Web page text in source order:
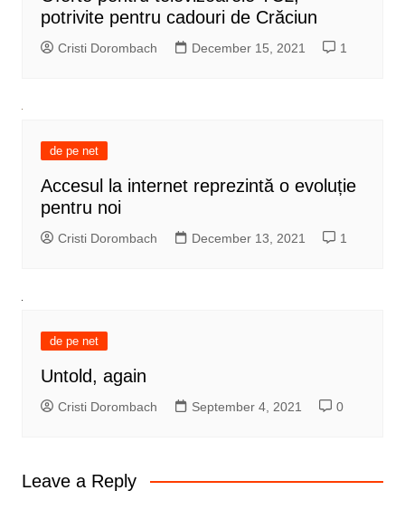
potrivite pentru cadouri de Crăciun
Cristi Dorombach December 15, 2021 1
de pe net
Accesul la internet reprezintă o evoluție
pentru noi
Cristi Dorombach December 13, 2021 1
de pe net
Untold, again
Cristi Dorombach September 4, 2021 0
Leave a Reply